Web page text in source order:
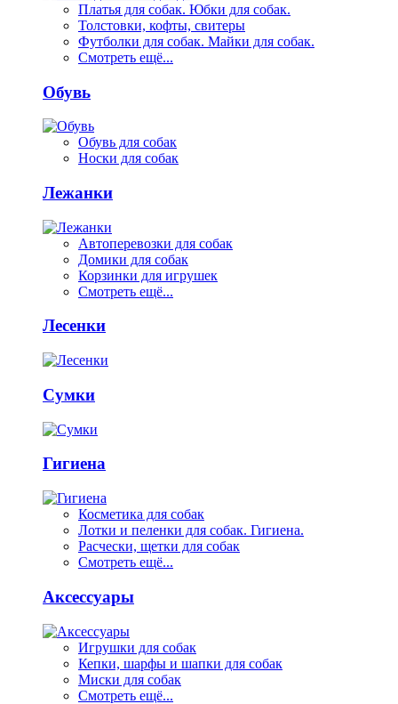
Платья для собак. Юбки для собак.
Толстовки, кофты, свитеры
Футболки для собак. Майки для собак.
Смотреть ещё...
Обувь
Обувь для собак
Носки для собак
Лежанки
Автоперевозки для собак
Домики для собак
Корзинки для игрушек
Смотреть ещё...
Лесенки
Сумки
Гигиена
Косметика для собак
Лотки и пеленки для собак. Гигиена.
Расчески, щетки для собак
Смотреть ещё...
Аксессуары
Игрушки для собак
Кепки, шарфы и шапки для собак
Миски для собак
Смотреть ещё...